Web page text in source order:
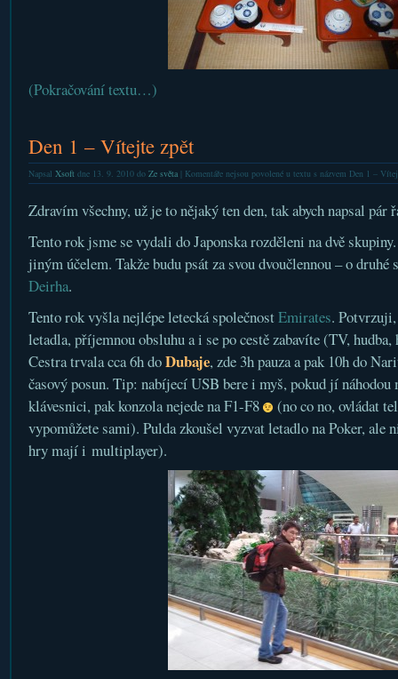
(Pokračování textu…)
Den 1 – Vítejte zpět
Napsal Xsoftdne 13. 9. 2010 do Ze světa| Komentáře nejsou povolenéu textu s názvem Den 1 –
Zdravím všechny, už je to nějaký ten den, tak abych napsal pár
Tento rok jsme se vydali do Japonska rozděleni na dvě
jiným účelem. Takže budu psát za svou dvoučlennou – o druhé
Deirha.
Tento rok vyšla nejlépe letecká společnostEmirates.
letadla, příjemnou obsluhu a i se po cestě zabavíte (TV,
Cestra trvala cca 6h doDubaje, zde 3h pauza a pak 10h do
časový posun. Tip: nabíjecí USB bere i myš, pokud jí náhodou
klávesnici, pak konzola nejede na F1-F8
(no co no, ovládat
vypomůžete sami). Pulda zkoušel vyzvat letadlo na Poker, ale
hry mají i multiplayer).